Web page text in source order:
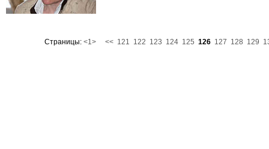
Страницы: <1> << 121 122 123 124 125 126 127 128 129